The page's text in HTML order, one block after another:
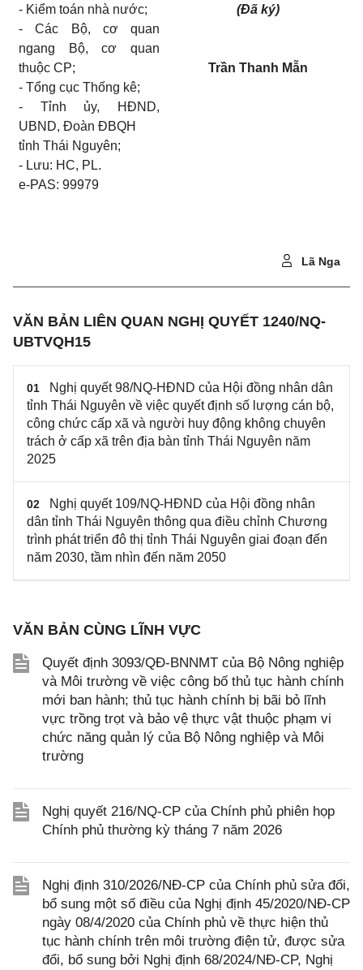
- Kiểm toán nhà nước;
-Các Bộ, cơ quan
ngang Bộ, cơ quan
thuộc CP;
- Tổng cục Thống kê;
- Tỉnh ủy, HĐND,
UBND, Đoàn ĐBQH
tỉnh Thái Nguyên;
- Lưu: HC, PL.
e-PAS: 99979
(Đã ký)
Trần Thanh Mẫn
Lã Nga
VĂN BẢN LIÊN QUAN NGHỊ QUYẾT 1240/NQ-
UBTVQH15
01
Nghị quyết 98/NQ-HĐND của Hội đồng nhân dân
tỉnh Thái Nguyên về việc quyết định số lượng cán bộ,
công chức cấp xã và người huy động không chuyên
trách ở cấp xã trên địa bàn tỉnh Thái Nguyên năm
2025
02
Nghị quyết 109/NQ-HĐND của Hội đồng nhân
dân tỉnh Thái Nguyên thông qua điều chỉnh Chương
trình phát triển đô thị tỉnh Thái Nguyên giai đoạn đến
năm 2030, tầm nhìn đến năm 2050
VĂN BẢN CÙNG LĨNH VỰC
Quyết định 3093/QĐ-BNNMT của Bộ Nông nghiệp
và Môi trường về việc công bố thủ tục hành chính
mới ban hành; thủ tục hành chính bị bãi bỏ lĩnh
vực trồng trọt và bảo vệ thực vật thuộc phạm vi
chức năng quản lý của Bộ Nông nghiệp và Môi
trường
Nghị quyết 216/NQ-CP của Chính phủ phiên họp
Chính phủ thường kỳ tháng 7 năm 2026
Nghị định 310/2026/NĐ-CP của Chính phủ sửa đổi,
bổ sung một số điều của Nghị định 45/2020/NĐ-CP
ngày 08/4/2020 của Chính phủ về thực hiện thủ
tục hành chính trên môi trường điện tử, được sửa
đổi, bổ sung bởi Nghị định 68/2024/NĐ-CP, Nghị